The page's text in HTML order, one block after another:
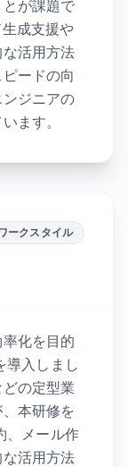
が課題で
成支援や
活用方法
ードの向
ジニアの
ます。
ークスタイル
化を目的
導入しまし
の定型業
本研修を
、メール作
活用方法